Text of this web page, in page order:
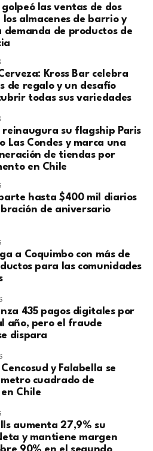
las ventas de dos
los almacenes de barrio y
demanda de productos de
Kross Bar celebra
de regalo y un desafío
todas sus variedades
reinaugura su flagship Paris
Las Condes y marca una
de tiendas por
en Chile
hasta $400 mil diarios
de aniversario
a Coquimbo con más de
para las comunidades
435 pagos digitales por
año, pero el fraude
dispara
y Falabella se
cuadrado de
Chile
aumenta 27,9% su
y mantiene margen